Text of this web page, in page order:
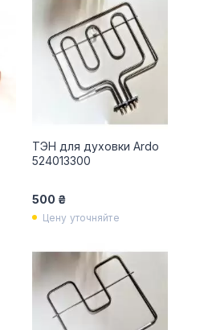
ТЭН для духовки Ardo
524013300
500 ₴
Цену уточняйте